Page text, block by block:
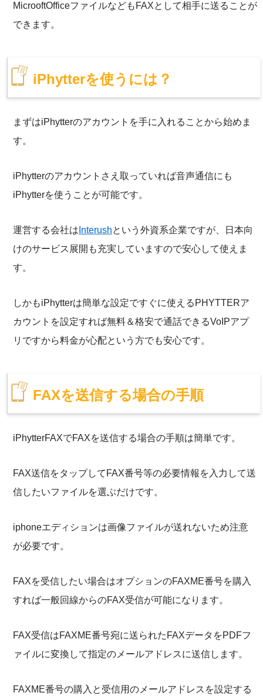
MicrooftOfficeファイルなどもFAXとして相手に送ることが
できます。
iPhytterを使うには？
まずはiPhytterのアカウントを手に入れることから始めま
す。
iPhytterのアカウントさえ取っていれば音声通信にも
iPhytterを使うことが可能です。
運営する会社は Interushという外資系企業ですが、日本向
けのサービス展開も充実していますので安心して使えま
す。
しかもiPhytterは簡単な設定ですぐに使えるPHYTTERア
カウントを設定すれば無料＆格安で通話できるVoIPアプ
リですから料金が心配という方でも安心です。
FAXを送信する場合の手順
iPhytterFAXでFAXを送信する場合の手順は簡単です。
FAX送信をタップしてFAX番号等の必要情報を入力して送
信したいファイルを選ぶだけです。
iphoneエディションは画像ファイルが送れないため注意
が必要です。
FAXを受信したい場合はオプションのFAXME番号を購入
すれば一般回線からのFAX受信が可能になります。
FAX受信はFAXME番号宛に送られたFAXデータをPDFフ
ァイルに変換して指定のメールアドレスに送信します。
FAXME番号の購入と受信用のメールアドレスを設定する